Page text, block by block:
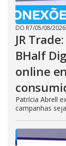
DO R7/05/08/2026
JR
BHalf
online
Patrícia Abrell
campanhas